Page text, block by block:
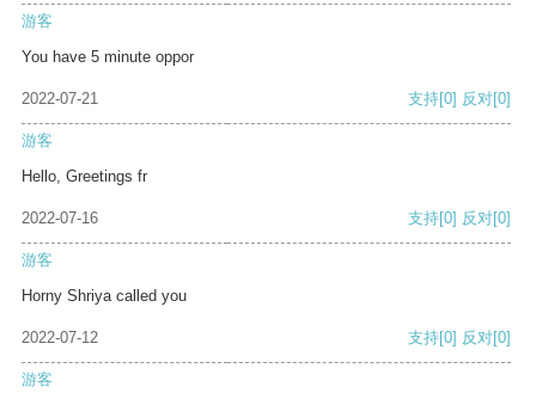
游客
You have 5 minute oppor
2022-07-21 支持[0] 反对[0]
游客
Hello, Greetings fr
2022-07-16 支持[0] 反对[0]
游客
Horny Shriya called you
2022-07-12 支持[0] 反对[0]
游客